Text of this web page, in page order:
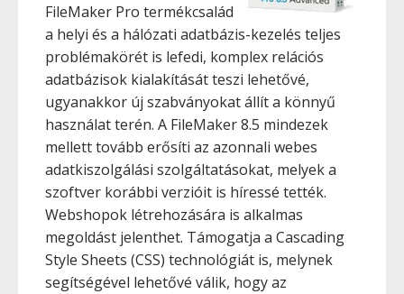
FileMaker Pro termékcsalád
a helyi és a hálózati adatbázis-kezelés teljes
problémakörét is lefedi, komplex relációs
adatbázisok kialakítását teszi lehetővé,
ugyanakkor új szabványokat állít a könnyű
használat terén. A FileMaker 8.5 mindezek
mellett tovább erősíti az azonnali webes
adatkiszolgálási szolgáltatásokat, melyek a
szoftver korábbi verzióit is híressé tették.
Webshopok létrehozására is alkalmas
megoldást jelenthet. Támogatja a Cascading
Style Sheets (CSS) technológiát is, melynek
segítségével lehetővé válik, hogy az